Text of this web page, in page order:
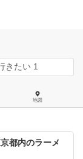
きたい 1
地図
都内のラーメ